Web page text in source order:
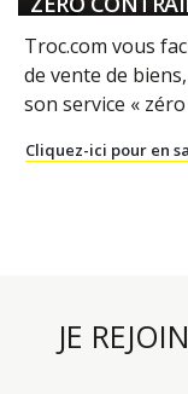
Troc.com vous
de vente de
son service «
Cliquez-ici pour en
JE